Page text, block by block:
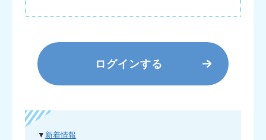
ログインする
▼ 新着情報